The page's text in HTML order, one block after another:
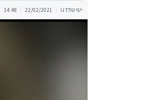
ישי טולדנו 22/02/2021
14:48